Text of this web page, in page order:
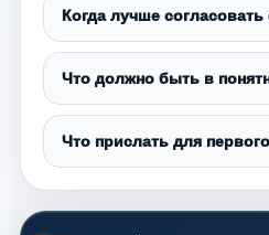
Когда лучше согласовать
Что должно быть в
Что прислать для